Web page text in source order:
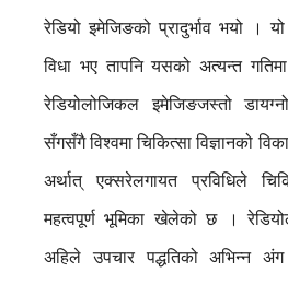
रेडियो इमेजिङको प्रादुर्भाव भयो ।
विधा भए तापनि यसको अत्यन्त
रेडियोलोजिकल इमेजिङजस्तो
सँगसँगै विश्वमा चिकित्सा विज्ञानको
अर्थात् एक्सरेलगायत प्रविधिले
महत्वपूर्ण भूमिका खेलेको छ ।
अहिले उपचार पद्धतिको अभिन्न